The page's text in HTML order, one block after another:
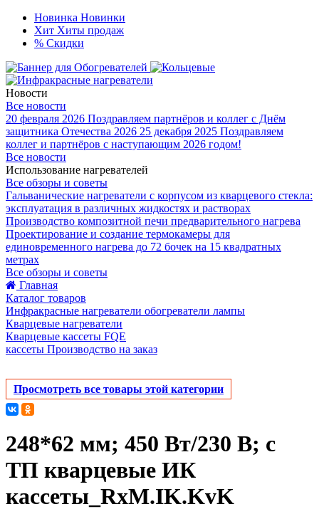
Новинка Новинки
Хит Хиты продаж
% Скидки
Новости
Все новости
20 февраля 2026 Поздравляем партнёров и коллег с Днём
защитника Отечества 2026 25 декабря 2025 Поздравляем
коллег и партнёров с наступающим 2026 годом!
Все новости
Использование нагревателей
Все обзоры и советы
Гальванические нагреватели с корпусом из кварцевого стекла:
эксплуатация в различных жидкостях и растворах
Производство композитной печи предварительного нагрева
Проектирование и создание термокамеры для
единовременного нагрева до 72 бочек на 15 квадратных
метрах
Все обзоры и советы
Главная
Каталог товаров
Инфракрасные нагреватели обогреватели лампы
Кварцевые нагреватели
Кварцевые кассеты FQE
кассеты Производство на заказ
Просмотреть все товары этой категории
248*62 мм; 450 Вт/230 В; с
ТП кварцевые ИК
кассеты_RxM.IK.KvK